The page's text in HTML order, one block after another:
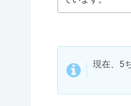
現在、5